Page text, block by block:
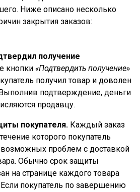
Ниже описано несколько
закрытия заказов:
получение
кнопки«Подтвердить получение»
получил товар и доволен
подтверждение, деньги
продавцу.
покупателя. Каждый заказ
которого покупатель
проблем с доставкой
Обычно срок защиты
на странице каждого товара
покупатель по завершению